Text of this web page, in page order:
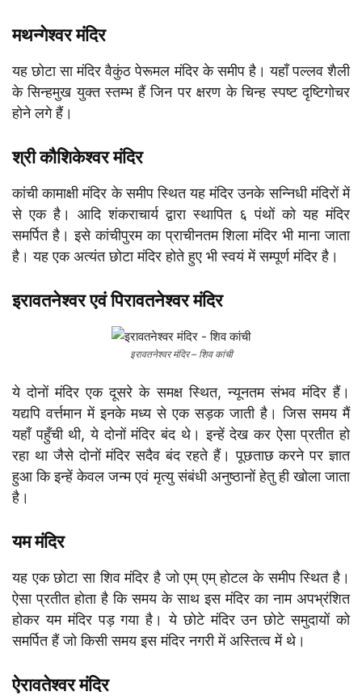
मथन्गेश्वर मंदिर
यह छोटा सा मंदिर वैकुंठ पेरूमल मंदिर के समीप है। यहाँ पल्लव शैली
के सिन्हमुख युक्त स्तम्भ हैं जिन पर क्षरण के चिन्ह स्पष्ट दृष्टिगोचर
होने लगे हैं।
श्री कौशिकेश्वर मंदिर
कांची कामाक्षी मंदिर के समीप स्थित यह मंदिर उनके सन्निधी मंदिरों में
से एक है। आदि शंकराचार्य द्वारा स्थापित ६ पंथों को यह मंदिर
समर्पित है। इसे कांचीपुरम का प्राचीनतम शिला मंदिर भी माना जाता
है। यह एक अत्यंत छोटा मंदिर होते हुए भी स्वयं में सम्पूर्ण मंदिर है।
इरावतनेश्वर एवं पिरावतनेश्वर मंदिर
इरावतनेश्वर मंदिर – शिव कांची
ये दोनों मंदिर एक दूसरे के समक्ष स्थित, न्यूनतम संभव मंदिर हैं।
यद्यपि वर्त्तमान में इनके मध्य से एक सड़क जाती है। जिस समय मैं
यहाँ पहुँची थी, ये दोनों मंदिर बंद थे। इन्हें देख कर ऐसा प्रतीत हो
रहा था जैसे दोनों मंदिर सदैव बंद रहते हैं। पूछताछ करने पर ज्ञात
हुआ कि इन्हें केवल जन्म एवं मृत्यु संबंधी अनुष्ठानों हेतु ही खोला जाता
है।
यम मंदिर
यह एक छोटा सा शिव मंदिर है जो एम् एम् होटल के समीप स्थित है।
ऐसा प्रतीत होता है कि समय के साथ इस मंदिर का नाम अपभ्रंशित
होकर यम मंदिर पड़ गया है। ये छोटे मंदिर उन छोटे समुदायों को
समर्पित हैं जो किसी समय इस मंदिर नगरी में अस्तित्व में थे।
ऐरावतेश्वर मंदिर